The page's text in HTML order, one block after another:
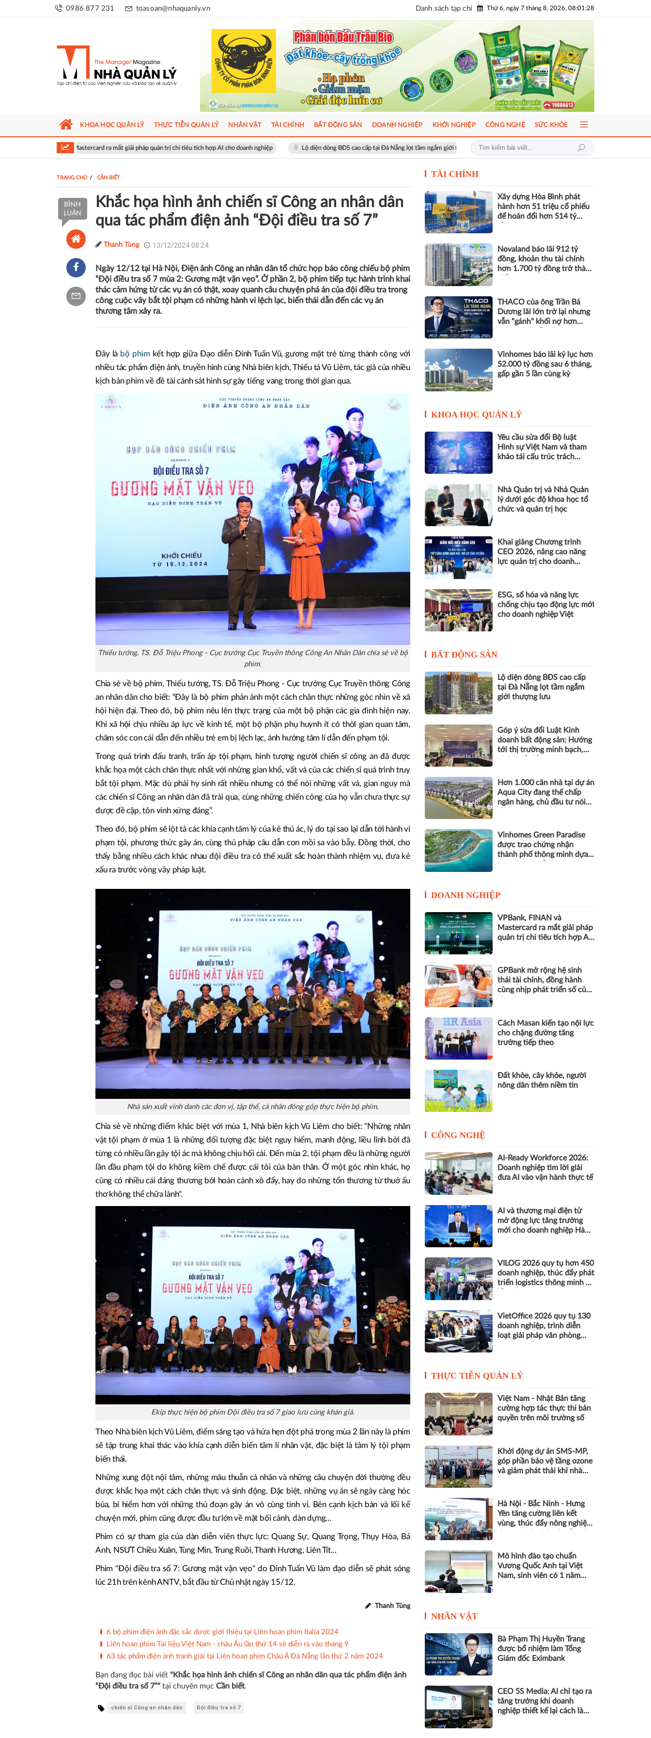
0986 877 231 toasoan@nhaquanly.vn Danh sách tạp chí Thứ 6, ngày 7 tháng 8, 2026, 08:01:30
và Mastercard ra mắt giải pháp quản trị chi tiêu tích hợp AI cho doanh nghiệp Lộ diện dòng BĐS cao cấp tại Đà Nẵng lọt tầm ngắm giới thượng lưu AI-Ready Workforce 2026: Doanh nghiệp tìm lời giải đưa AI vào vận
KHOA HỌC QUẢN LÝ THỰC TIỄN QUẢN LÝ NHÂN VẬT TÀI CHÍNH BẤT ĐỘNG SẢN DOANH NGHIỆP KHỞI NGHIỆP CÔNG NGHỆ SỨC KHỎE
TRANG CHỦ CẦN BIẾT
BÌNH
LUẬN
Khắc họa hình ảnh chiến sĩ Công an nhân dân
qua tác phẩm điện ảnh “Đội điều tra số 7”
Thanh Tùng 13/12/2024 08:24
Ngày 12/12 tại Hà Nội, Điện ảnh Công an nhân dân tổ chức họp báo công chiếu bộ phim
“Đội điều tra số 7 mùa 2: Gương mặt vặn vẹo”. Ở phần 2, bộ phim tiếp tục hành trình khai
thác cảm hứng từ các vụ án có thật, xoay quanh câu chuyện phá án của đội điều tra trong
công cuộc vây bắt tội phạm có những hành vi lệch lạc, biến thái dẫn đến các vụ án
thương tâm xảy ra.
Đây là bộ phim kết hợp giữa Đạo diễn Đinh Tuấn Vũ, gương mặt trẻ từng thành công với
nhiều tác phẩm điện ảnh, truyền hình cùng Nhà biên kịch, Thiếu tá Vũ Liêm, tác giả của nhiều
kịch bản phim về đề tài cảnh sát hình sự gây tiếng vang trong thời gian qua.
Thiếu tướng, TS. Đỗ Triệu Phong - Cục trưởng Cục Truyền thông Công An Nhân Dân chia sẻ về bộ
phim.
Chia sẻ về bộ phim, Thiếu tướng, TS. Đỗ Triệu Phong - Cục trưởng Cục Truyền thông Công
an nhân dân cho biết: “Đây là bộ phim phản ánh một cách chân thực những góc nhìn về xã
hội hiện đại. Theo đó, bộ phim nêu lên thực trạng của một bộ phận các gia đình hiện nay.
Khi xã hội chịu nhiều áp lực về kinh tế, một bộ phận phụ huynh ít có thời gian quan tâm,
chăm sóc con cái dẫn đến nhiều trẻ em bị lệch lạc, ảnh hưởng tâm lí dẫn đến phạm tội.
Trong quá trình đấu tranh, trấn áp tội phạm, hình tượng người chiến sĩ công an đã được
khắc họa một cách chân thực nhất với những gian khổ, vất vả của các chiến sĩ quá trình truy
bắt tội phạm. Mặc dù phải hy sinh rất nhiều nhưng có thể nói những vất vả, gian nguy mà
các chiến sĩ Công an nhân dân đã trải qua, cùng những chiến công của họ vẫn chưa thực sự
được đề cập, tôn vinh xứng đáng”.
Theo đó, bộ phim sẽ lột tả các khía cạnh tâm lý của kẻ thủ ác, lý do tại sao lại dẫn tới hành vi
phạm tội, phương thức gây án, cùng thủ pháp câu dẫn con mồi sa vào bẫy. Đồng thời, cho
thấy bằng nhiều cách khác nhau đội điều tra có thể xuất sắc hoàn thành nhiệm vụ, đưa kẻ
xấu ra trước vòng vây pháp luật.
Nhà sản xuất vinh danh các đơn vị, tập thể, cá nhân đóng góp thực hiện bộ phim.
Chia sẻ về những điểm khác biệt với mùa 1, Nhà biên kịch Vũ Liêm cho biết: "Những nhân
vật tội phạm ở mùa 1 là những đối tượng đặc biệt nguy hiểm, manh động, liều lĩnh bởi đã
từng có nhiều lần gây tội ác mà không chịu hối cải. Đến mùa 2, tội phạm đều là những người
lần đầu phạm tội do không kiềm chế được cái tôi của bản thân. Ở một góc nhìn khác, họ
cũng có nhiều cái đáng thương bởi hoàn cảnh xô đẩy, hay do những tổn thương từ thuở ấu
thơ không thể chữa lành".
Ekip thực hiện bộ phim Đội điều tra số 7 giao lưu cùng khán giả.
Theo Nhà biên kịch Vũ Liêm, điểm sáng tạo và hứa hẹn đột phá trong mùa 2 lần này là phim
sẽ tập trung khai thác vào khía cạnh diễn biến tâm lí nhân vật, đặc biệt là tâm lý tội phạm
biến thái.
Những xung đột nội tâm, những mâu thuẫn cá nhân và những câu chuyện đời thường đều
được khắc họa một cách chân thực và sinh động. Đặc biệt, những vụ án sẽ ngày càng hóc
búa, bí hiểm hơn với những thủ đoạn gây án vô cùng tinh vi. Bên cạnh kịch bản và lối kể
chuyện mới, phim cũng được đầu tư lớn về mặt bối cảnh, dàn dựng...
Phim có sự tham gia của dàn diễn viên thực lực: Quang Sự, Quang Trọng, Thụy Hòa, Bá
Anh, NSƯT Chiều Xuân, Tùng Min, Trung Ruồi, Thanh Hương, Liên Tít...
Phim "Đội điều tra số 7: Gương mặt vặn vẹo" do Đinh Tuấn Vũ làm đạo diễn sẽ phát sóng
lúc 21h trên kênh ANTV, bắt đầu từ Chủ nhật ngày 15/12.
Thanh Tùng
6 bộ phim điện ảnh đặc sắc được giới thiệu tại Liên hoan phim Italia 2024
Liên hoan phim Tài liệu Việt Nam - châu Âu lần thứ 14 sẽ diễn ra vào tháng 9
63 tác phẩm điện ảnh tranh giải tại Liên hoan phim Châu Á Đà Nẵng lần thứ 2 năm 2024
Bạn đang đọc bài viết "Khắc họa hình ảnh chiến sĩ Công an nhân dân qua tác phẩm điện ảnh
“Đội điều tra số 7”" tại chuyên mục Cần biết.
chiến sĩ Công an nhân dân Đội điều tra số 7
TÀI CHÍNH
Xây dựng Hòa Bình phát
hành hơn 51 triệu cổ phiếu
để hoán đổi hơn 514 tỷ
Novaland báo lãi 912 tỷ
đồng, khoản thu tài chính
hơn 1.700 tỷ đồng trở thành
THACO của ông Trần Bá
Dương lãi lớn trở lại nhưng
vẫn "gánh" khối nợ hơn
Vinhomes báo lãi kỷ lục hơn
52.000 tỷ đồng sau 6 tháng,
gấp gần 5 lần cùng kỳ
KHOA HỌC QUẢN LÝ
Yêu cầu sửa đổi Bộ luật
Hình sự Việt Nam và tham
khảo tái cấu trúc trách
nhân tạo
Nhà Quản trị và Nhà Quản
lý dưới góc độ khoa học tổ
chức và quản trị học
Khai giảng Chương trình
CEO 2026, nâng cao năng
lực quản trị cho doanh
ESG, số hóa và năng lực
chống chịu tạo động lực mới
cho doanh nghiệp Việt
BẤT ĐỘNG SẢN
Lộ diện dòng BĐS cao cấp
tại Đà Nẵng lọt tầm ngắm
giới thượng lưu
Góp ý sửa đổi Luật Kinh
doanh bất động sản: Hướng
tới thị trường minh bạch,
Hơn 1.000 căn nhà tại dự án
Aqua City đang thế chấp
ngân hàng, chủ đầu tư nói
Vinhomes Green Paradise
được trao chứng nhận
thành phố thông minh dựa
DOANH NGHIỆP
VPBank, FINAN và
Mastercard ra mắt giải pháp
quản trị chi tiêu tích hợp AI
GPBank mở rộng hệ sinh
thái tài chính, đồng hành
cùng nhịp phát triển số của
Cách Masan kiến tạo nội lực
cho chặng đường tăng
trưởng tiếp theo
Đất khỏe, cây khỏe, người
nông dân thêm niềm tin
CÔNG NGHỆ
AI-Ready Workforce 2026:
Doanh nghiệp tìm lời giải
đưa AI vào vận hành thực tế
AI và thương mại điện tử
mở động lực tăng trưởng
mới cho doanh nghiệp Hà
VILOG 2026 quy tụ hơn 450
doanh nghiệp, thúc đẩy phát
triển logistics thông minh và
VietOffice 2026 quy tụ 130
doanh nghiệp, trình diễn
loạt giải pháp văn phòng
THỰC TIỄN QUẢN LÝ
Việt Nam - Nhật Bản tăng
cường hợp tác thực thi bản
quyền trên môi trường số
Khởi động dự án SMS-MP,
góp phần bảo vệ tầng ozone
và giảm phát thải khí nhà
Hà Nội - Bắc Ninh - Hưng
Yên tăng cường liên kết
vùng, thúc đẩy nông nghiệp
Mô hình đào tạo chuẩn
Vương Quốc Anh tại Việt
Nam, sinh viên có 1 năm
NHÂN VẬT
Bà Phạm Thị Huyền Trang
được bổ nhiệm làm Tổng
Giám đốc Eximbank
CEO 5S Media: AI chỉ tạo ra
tăng trưởng khi doanh
nghiệp thiết kế lại cách làm